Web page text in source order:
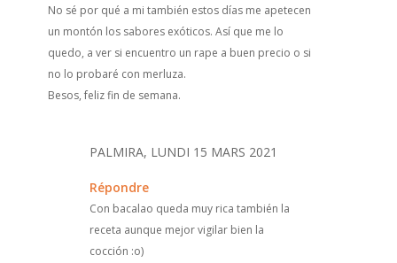
No sé por qué a mi también estos días me apetecen
un montón los sabores exóticos. Así que me lo
quedo, a ver si encuentro un rape a buen precio o si
no lo probaré con merluza.
Besos, feliz fin de semana.
PALMIRA, LUNDI 15 MARS 2021
Répondre
Con bacalao queda muy rica también la
receta aunque mejor vigilar bien la
cocción :o)